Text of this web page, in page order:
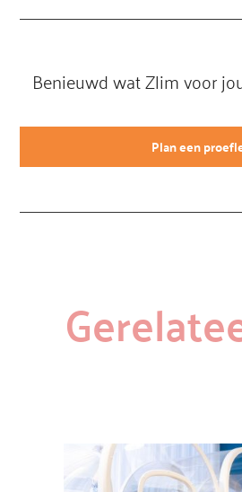
Benieuwd wat Zlim voor
Plan een